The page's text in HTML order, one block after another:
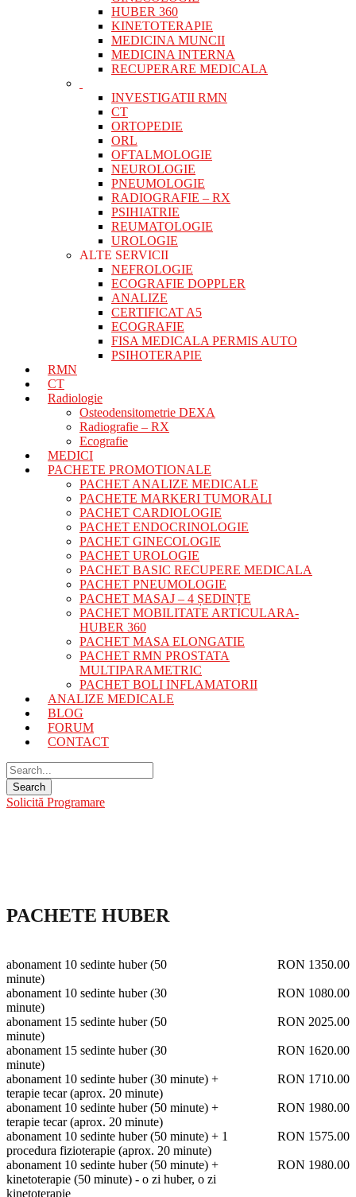
HUBER 360
KINETOTERAPIE
MEDICINA MUNCII
MEDICINA INTERNA
RECUPERARE MEDICALA
INVESTIGATII RMN
CT
ORTOPEDIE
ORL
OFTALMOLOGIE
NEUROLOGIE
PNEUMOLOGIE
RADIOGRAFIE – RX
PSIHIATRIE
REUMATOLOGIE
UROLOGIE
ALTE SERVICII
NEFROLOGIE
ECOGRAFIE DOPPLER
ANALIZE
CERTIFICAT A5
ECOGRAFIE
FISA MEDICALA PERMIS AUTO
PSIHOTERAPIE
RMN
CT
Radiologie
Osteodensitometrie DEXA
Radiografie – RX
Ecografie
MEDICI
PACHETE PROMOTIONALE
PACHET ANALIZE MEDICALE
PACHETE MARKERI TUMORALI
PACHET CARDIOLOGIE
PACHET ENDOCRINOLOGIE
PACHET GINECOLOGIE
PACHET UROLOGIE
PACHET BASIC RECUPERE MEDICALA
PACHET PNEUMOLOGIE
PACHET MASAJ – 4 ȘEDINȚE
PACHET MOBILITATE ARTICULARA-
HUBER 360
PACHET MASA ELONGATIE
PACHET RMN PROSTATA
MULTIPARAMETRIC
PACHET BOLI INFLAMATORII
ANALIZE MEDICALE
BLOG
FORUM
CONTACT
Solicită Programare
PACHETE HUBER
abonament 10 sedinte huber (50
minute)
RON 1350.00
abonament 10 sedinte huber (30
minute)
RON 1080.00
abonament 15 sedinte huber (50
minute)
RON 2025.00
abonament 15 sedinte huber (30
minute)
RON 1620.00
abonament 10 sedinte huber (30 minute) +
terapie tecar (aprox. 20 minute)
RON 1710.00
abonament 10 sedinte huber (50 minute) +
terapie tecar (aprox. 20 minute)
RON 1980.00
abonament 10 sedinte huber (50 minute) + 1
procedura fizioterapie (aprox. 20 minute)
RON 1575.00
abonament 10 sedinte huber (50 minute) +
kinetoterapie (50 minute) - o zi huber, o zi
kinetoterapie
RON 1980.00